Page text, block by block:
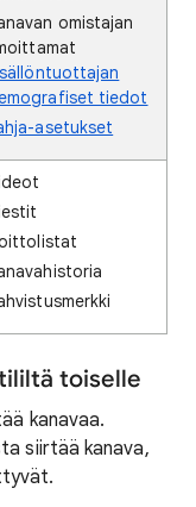
omistajan
tiedot
asetukset
toiselle
kanavaa.
siirtää kanava,